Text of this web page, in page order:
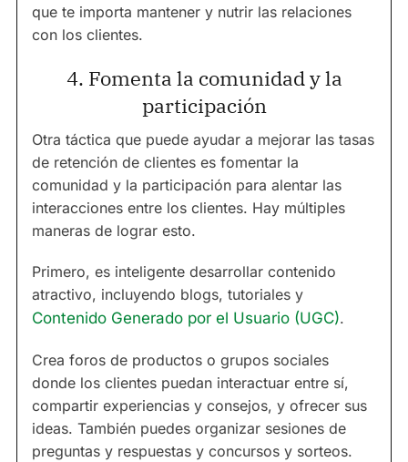
que te importa mantener y nutrir las relaciones
con los clientes.
4. Fomenta la comunidad y la
participación
Otra táctica que puede ayudar a mejorar las tasas
de retención de clientes es fomentar la
comunidad y la participación para alentar las
interacciones entre los clientes. Hay múltiples
maneras de lograr esto.
Primero, es inteligente desarrollar contenido
atractivo, incluyendo blogs, tutoriales y
Contenido Generado por el Usuario (UGC).
Crea foros de productos o grupos sociales
donde los clientes puedan interactuar entre sí,
compartir experiencias y consejos, y ofrecer sus
ideas. También puedes organizar sesiones de
preguntas y respuestas y concursos y sorteos.